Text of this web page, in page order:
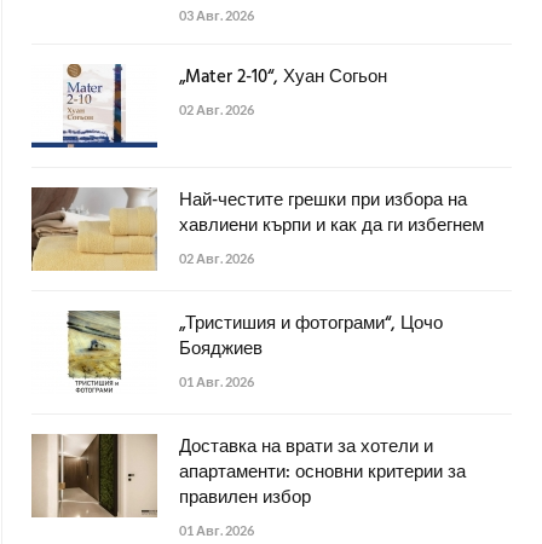
03 Авг. 2026
„Mater 2-10“, Хуан Согьон
02 Авг. 2026
Най-честите грешки при избора на
хавлиени кърпи и как да ги избегнем
02 Авг. 2026
„Тристишия и фотограми“, Цочо
Бояджиев
01 Авг. 2026
Доставка на врати за хотели и
апартаменти: основни критерии за
правилен избор
01 Авг. 2026